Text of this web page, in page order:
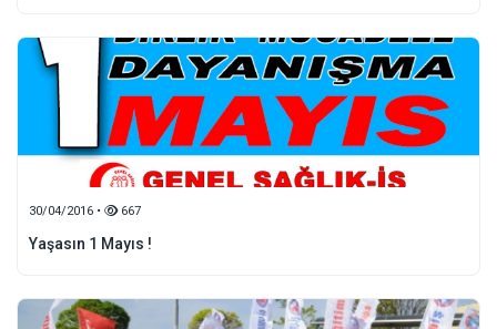
30/04/2016 • 667
Yaşasın 1 Mayıs !